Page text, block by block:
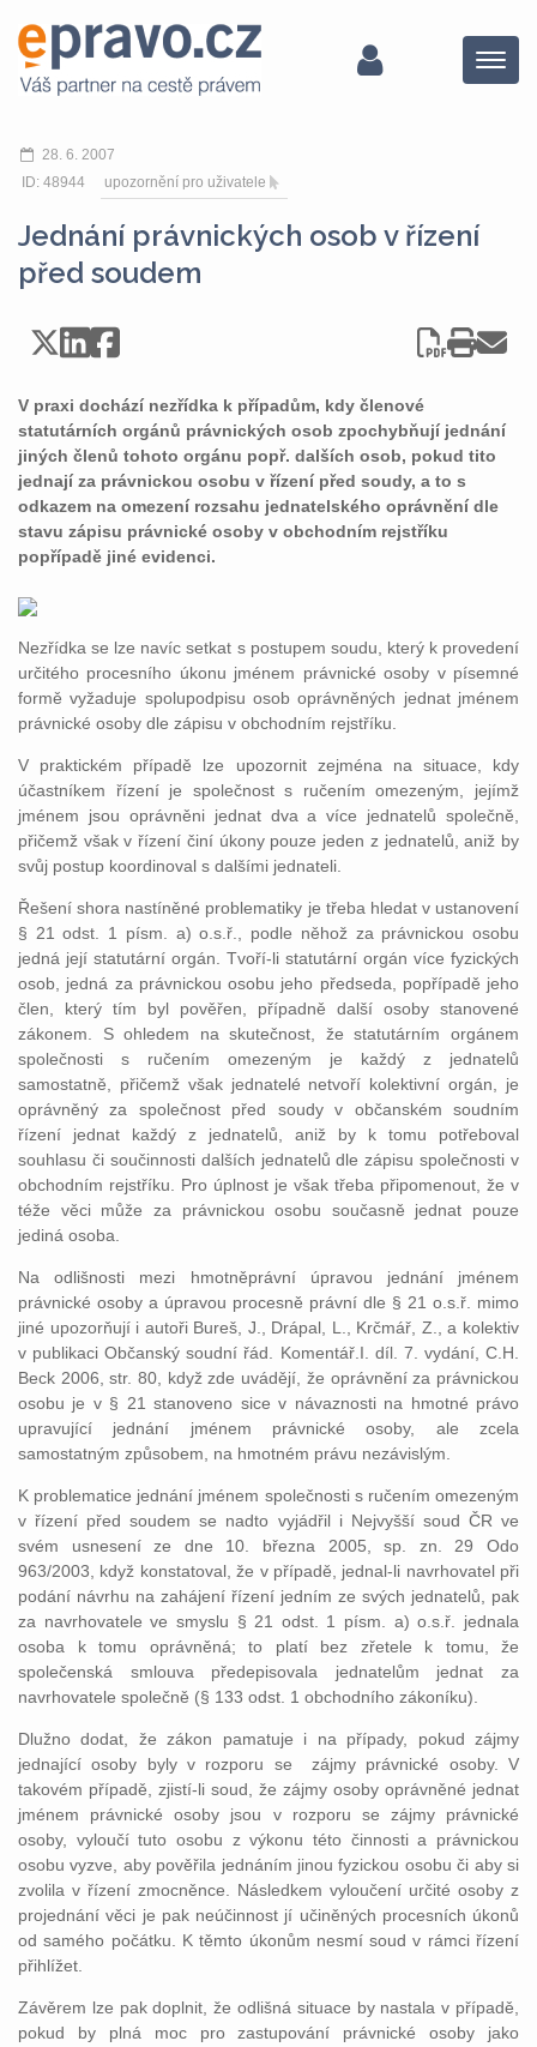
Menu
28. 6. 2007
ID: 48944
upozornění pro uživatele
Jednání právnických osob v řízení
před soudem
V praxi dochází nezřídka k případům, kdy členové
statutárních orgánů právnických osob zpochybňují jednání
jiných členů tohoto orgánu popř. dalších osob, pokud tito
jednají za právnickou osobu v řízení před soudy, a to s
odkazem na omezení rozsahu jednatelského oprávnění dle
stavu zápisu právnické osoby v obchodním rejstříku
popřípadě jiné evidenci.
Nezřídka se lze navíc setkat s postupem soudu, který k provedení
určitého procesního úkonu jménem právnické osoby v písemné
formě vyžaduje spolupodpisu osob oprávněných jednat jménem
právnické osoby dle zápisu v obchodním rejstříku.
V praktickém případě lze upozornit zejména na situace, kdy
účastníkem řízení je společnost s ručením omezeným, jejímž
jménem jsou oprávněni jednat dva a více jednatelů společně,
přičemž však v řízení činí úkony pouze jeden z jednatelů, aniž by
svůj postup koordinoval s dalšími jednateli.
Řešení shora nastíněné problematiky je třeba hledat v ustanovení
§ 21 odst. 1 písm. a) o.s.ř., podle něhož za právnickou osobu
jedná její statutární orgán. Tvoří-li statutární orgán více fyzických
osob, jedná za právnickou osobu jeho předseda, popřípadě jeho
člen, který tím byl pověřen, případně další osoby stanovené
zákonem. S ohledem na skutečnost, že statutárním orgánem
společnosti s ručením omezeným je každý z jednatelů
samostatně, přičemž však jednatelé netvoří kolektivní orgán, je
oprávněný za společnost před soudy v občanském soudním
řízení jednat každý z jednatelů, aniž by k tomu potřeboval
souhlasu či součinnosti dalších jednatelů dle zápisu společnosti v
obchodním rejstříku. Pro úplnost je však třeba připomenout, že v
téže věci může za právnickou osobu současně jednat pouze
jediná osoba.
Na odlišnosti mezi hmotněprávní úpravou jednání jménem
právnické osoby a úpravou procesně právní dle § 21 o.s.ř. mimo
jiné upozorňují i autoři Bureš, J., Drápal, L., Krčmář, Z., a kolektiv
v publikaci Občanský soudní řád. Komentář.I. díl. 7. vydání, C.H.
Beck 2006, str. 80, když zde uvádějí, že oprávnění za právnickou
osobu je v § 21 stanoveno sice v návaznosti na hmotné právo
upravující jednání jménem právnické osoby, ale zcela
samostatným způsobem, na hmotném právu nezávislým.
K problematice jednání jménem společnosti s ručením omezeným
v řízení před soudem se nadto vyjádřil i Nejvyšší soud ČR ve
svém usnesení ze dne 10. března 2005, sp. zn. 29 Odo
963/2003, když konstatoval, že v případě, jednal-li navrhovatel při
podání návrhu na zahájení řízení jedním ze svých jednatelů, pak
za navrhovatele ve smyslu § 21 odst. 1 písm. a) o.s.ř. jednala
osoba k tomu oprávněná; to platí bez zřetele k tomu, že
společenská smlouva předepisovala jednatelům jednat za
navrhovatele společně (§ 133 odst. 1 obchodního zákoníku).
Dlužno dodat, že zákon pamatuje i na případy, pokud zájmy
jednající osoby byly v rozporu se zájmy právnické osoby. V
takovém případě, zjistí-li soud, že zájmy osoby oprávněné jednat
jménem právnické osoby jsou v rozporu se zájmy právnické
osoby, vyloučí tuto osobu z výkonu této činnosti a právnickou
osobu vyzve, aby pověřila jednáním jinou fyzickou osobu či aby si
zvolila v řízení zmocněnce. Následkem vyloučení určité osoby z
projednání věci je pak neúčinnost jí učiněných procesních úkonů
od samého počátku. K těmto úkonům nesmí soud v rámci řízení
přihlížet.
Závěrem lze pak doplnit, že odlišná situace by nastala v případě,
pokud by plná moc pro zastupování právnické osoby jako